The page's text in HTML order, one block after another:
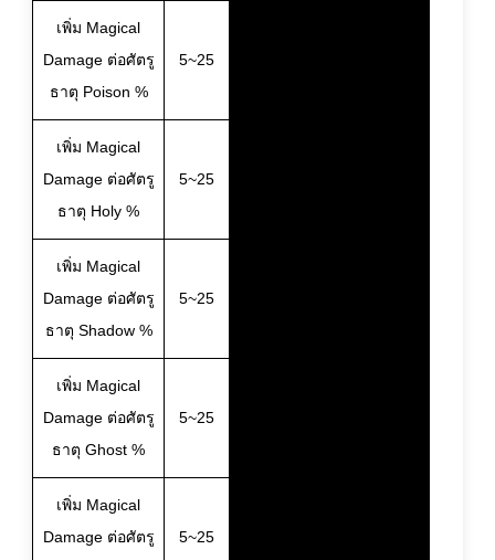
เพิ่ม Magical
Damage ต่อศัตรู
ธาตุ Poison %
5~25
เพิ่ม Magical
Damage ต่อศัตรู
ธาตุ Holy %
5~25
เพิ่ม Magical
Damage ต่อศัตรู
ธาตุ Shadow %
5~25
เพิ่ม Magical
Damage ต่อศัตรู
ธาตุ Ghost %
5~25
เพิ่ม Magical
Damage ต่อศัตรู
5~25